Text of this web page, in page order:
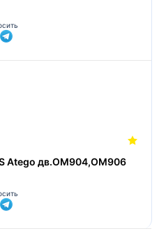
Atego дв.OM904,OM906